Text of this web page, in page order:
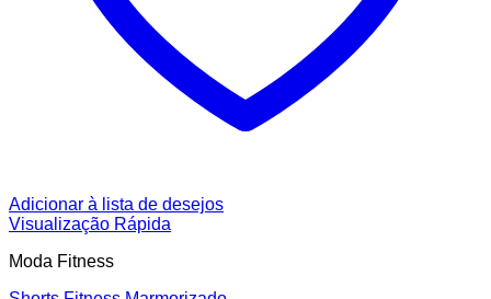
Adicionar à lista de desejos
Visualização Rápida
Moda Fitness